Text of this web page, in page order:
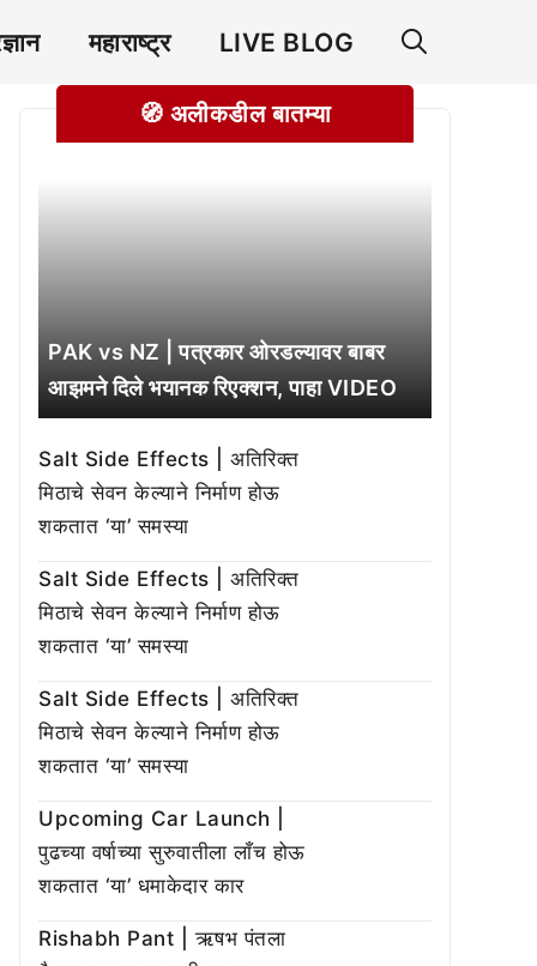
महाराष्ट्र LIVE BLOG
🧭 अलीकडील बातम्या
PAK vs NZ | पत्रकार ओरडल्यावर बाबर
आझमने दिले भयानक रिएक्शन, पाहा VIDEO
Salt Side Effects | अतिरिक्त
मिठाचे सेवन केल्याने निर्माण होऊ
शकतात ‘या’ समस्या
Salt Side Effects | अतिरिक्त
मिठाचे सेवन केल्याने निर्माण होऊ
शकतात ‘या’ समस्या
Salt Side Effects | अतिरिक्त
मिठाचे सेवन केल्याने निर्माण होऊ
शकतात ‘या’ समस्या
Upcoming Car Launch |
पुढच्या वर्षाच्या सुरुवातीला लाँच होऊ
शकतात ‘या’ धमाकेदार कार
Rishabh Pant | ऋषभ पंतला